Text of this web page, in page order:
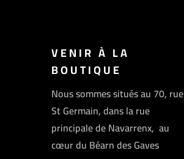
VENIR À LA
BOUTIQUE
Nous sommes situés au 70, rue
St Germain, dans la rue
principale de Navarrenx, au
cœur du Béarn des Gaves